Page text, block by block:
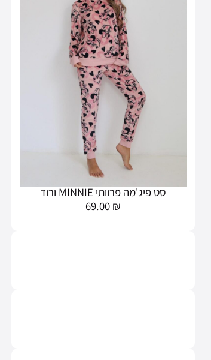
סט פיג'מה פרוותי MINNIE ורוד
69.00 ₪